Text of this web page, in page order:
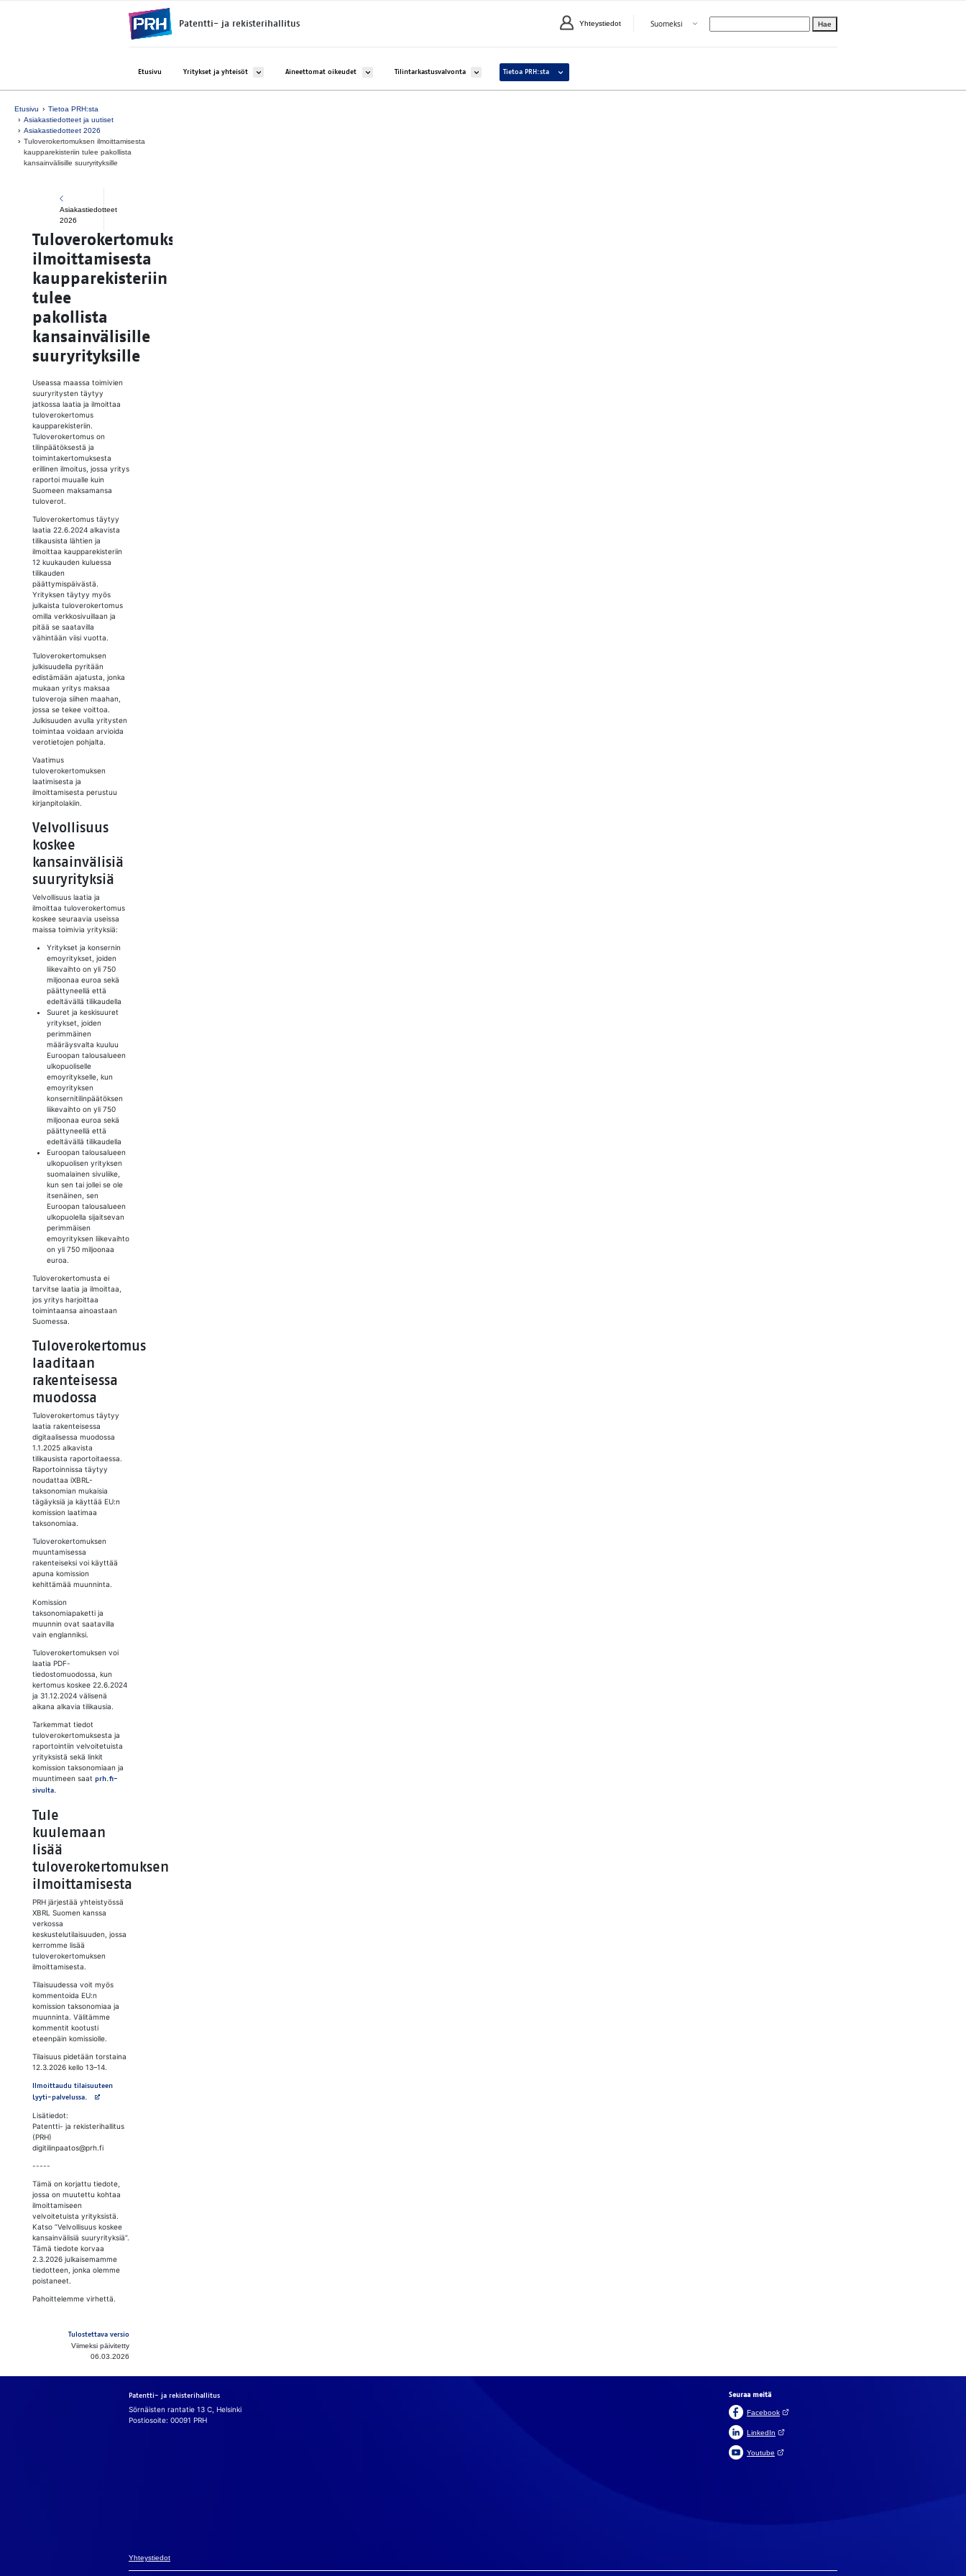
va­lin­to­ja­si eväs­tea­se­tuk­sis­sa.
Hyväksy pakolliset
Patentti- ja rekisterihallitus Yhteystiedot Valitse kieli
Suomeksi Avaa valikko Hae
Etusivu Yritykset ja yhteisöt Avaa alavalikko kohteelle Yritykset ja yhteisöt
Aineettomat oikeudet Avaa alavalikko kohteelle Aineettomat oikeudet
Tilintarkastusvalvonta Avaa alavalikko kohteelle Tilintarkastusvalvonta
Tietoa PRH:sta Avaa alavalikko kohteelle Tietoa PRH:sta
Etusivu
Tietoa PRH:sta
Asiakastiedotteet ja uutiset
Asiakastiedotteet 2026
Tuloverokertomuksen ilmoittamisesta
kaupparekisteriin tulee pakollista
kansainvälisille suuryrityksille
Tuloverokertomuksen
ilmoittamisesta
kaupparekisteriin
tulee
pakollista
kansainvälisille
suuryrityksille
Useassa maassa toimivien
suuryritysten täytyy
jatkossa laatia ja ilmoittaa
tuloverokertomus
kaupparekisteriin.
Tuloverokertomus on
tilinpäätöksestä ja
toimintakertomuksesta
erillinen ilmoitus, jossa yritys
raportoi muualle kuin
Suomeen maksamansa
tuloverot.
Tuloverokertomus täytyy
laatia 22.6.2024 alkavista
tilikausista lähtien ja
ilmoittaa kaupparekisteriin
12 kuukauden kuluessa
tilikauden
päättymispäivästä.
Yrityksen täytyy myös
julkaista tuloverokertomus
omilla verkkosivuillaan ja
pitää se saatavilla
vähintään viisi vuotta.
Tuloverokertomuksen
julkisuudella pyritään
edistämään ajatusta, jonka
mukaan yritys maksaa
tuloveroja siihen maahan,
jossa se tekee voittoa.
Julkisuuden avulla yritysten
toimintaa voidaan arvioida
verotietojen pohjalta.
Vaatimus
tuloverokertomuksen
laatimisesta ja
ilmoittamisesta perustuu
kirjanpitolakiin.
Velvollisuus
koskee
kansainvälisiä
suuryrityksiä
Velvollisuus laatia ja
ilmoittaa tuloverokertomus
koskee seuraavia useissa
maissa toimivia yrityksiä:
Yritykset ja konsernin
emoyritykset, joiden
liikevaihto on yli 750
miljoonaa euroa sekä
päättyneellä että
edeltävällä tilikaudella
Suuret ja keskisuuret
yritykset, joiden
perimmäinen
määräysvalta kuuluu
Euroopan talousalueen
ulkopuoliselle
emoyritykselle, kun
emoyrityksen
konsernitilinpäätöksen
liikevaihto on yli 750
miljoonaa euroa sekä
päättyneellä että
edeltävällä tilikaudella
Euroopan talousalueen
ulkopuolisen yrityksen
suomalainen sivuliike,
kun sen tai jollei se ole
itsenäinen, sen
Euroopan talousalueen
ulkopuolella sijaitsevan
perimmäisen
emoyrityksen liikevaihto
on yli 750 miljoonaa
euroa.
Tuloverokertomusta ei
tarvitse laatia ja ilmoittaa,
jos yritys harjoittaa
toimintaansa ainoastaan
Suomessa.
Tuloverokertomus
laaditaan
rakenteisessa
muodossa
Tuloverokertomus täytyy
laatia rakenteisessa
digitaalisessa muodossa
1.1.2025 alkavista
tilikausista raportoitaessa.
Raportoinnissa täytyy
noudattaa iXBRL-
taksonomian mukaisia
tägäyksiä ja käyttää EU:n
komission laatimaa
taksonomiaa.
Tuloverokertomuksen
muuntamisessa
rakenteiseksi voi käyttää
apuna komission
kehittämää muunninta.
Komission
taksonomiapaketti ja
muunnin ovat saatavilla
vain englanniksi.
Tuloverokertomuksen voi
laatia PDF-
tiedostomuodossa, kun
kertomus koskee 22.6.2024
ja 31.12.2024 välisenä
aikana alkavia tilikausia.
Tarkemmat tiedot
tuloverokertomuksesta ja
raportointiin velvoitetuista
yrityksistä sekä linkit
komission taksonomiaan ja
muuntimeen saat prh.fi-
sivulta.
Tule
kuulemaan
lisää
tuloverokertomuksen
ilmoittamisesta
PRH järjestää yhteistyössä
XBRL Suomen kanssa
verkossa
keskustelutilaisuuden, jossa
kerromme lisää
tuloverokertomuksen
ilmoittamisesta.
Tilaisuudessa voit myös
kommentoida EU:n
komission taksonomiaa ja
muunninta. Välitämme
kommentit kootusti
eteenpäin komissiolle.
Tilaisuus pidetään torstaina
12.3.2026 kello 13–14.
Ilmoittaudu tilaisuuteen
Lyyti-palvelussa. Avautuu uuteen välilehteen
Lisätiedot:
Patentti- ja rekisterihallitus
(PRH)
digitilinpaatos@prh.fi
-----
Tämä on korjattu tiedote,
jossa on muutettu kohtaa
ilmoittamiseen
velvoitetuista yrityksistä.
Katso ”Velvollisuus koskee
kansainvälisiä suuryrityksiä”.
Tämä tiedote korvaa
2.3.2026 julkaisemamme
tiedotteen, jonka olemme
poistaneet.
Pahoittelemme virhettä.
Tulostettava versio
Viimeksi päivitetty
06.03.2026
Asiakastiedotteet
2026
Patentti- ja rekisterihallitus
Sörnäisten rantatie 13 C, Helsinki
Postiosoite: 00091 PRH
Yh­teys­tie­dot
Seuraa meitä
Facebook(Avautuu uuteen välilehteen)
LinkedIn (Avautuu uuteen välilehteen)
Youtube (Avautuu uuteen välilehteen)